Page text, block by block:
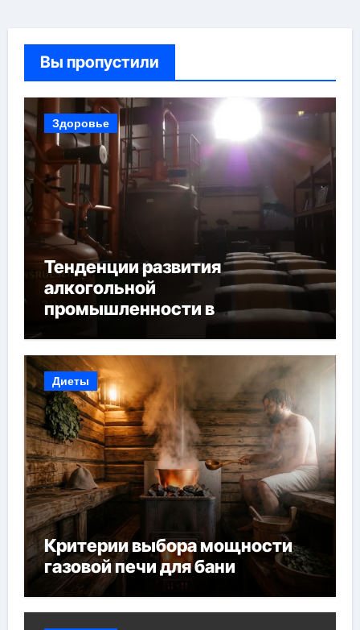
Вы пропустили
Здоровье
Тенденции развития
алкогольной
промышленности в
Диеты
Критерии выбора мощности
газовой печи для бани